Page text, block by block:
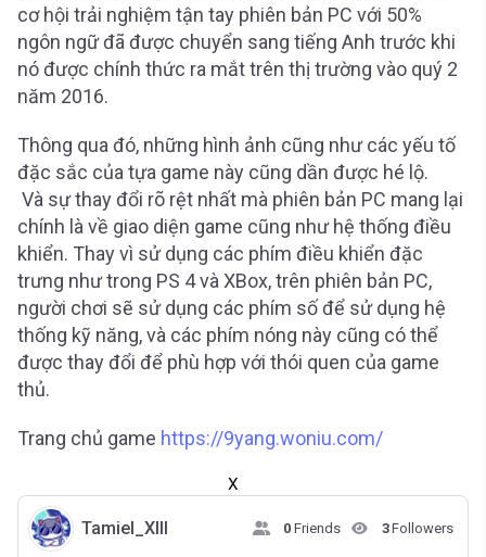
cơ hội trải nghiệm tận tay phiên bản PC với 50%
ngôn ngữ đã được chuyển sang tiếng Anh trước khi
nó được chính thức ra mắt trên thị trường vào quý 2
năm 2016.
Thông qua đó, những hình ảnh cũng như các yếu tố
đặc sắc của tựa game này cũng dần được hé lộ.
Và sự thay đổi rõ rệt nhất mà phiên bản PC mang lại
chính là về giao diện game cũng như hệ thống điều
khiển. Thay vì sử dụng các phím điều khiển đặc
trưng như trong PS 4 và XBox, trên phiên bản PC,
người chơi sẽ sử dụng các phím số để sử dụng hệ
thống kỹ năng, và các phím nóng này cũng có thể
được thay đổi để phù hợp với thói quen của game
thủ.
Trang chủ game https://9yang.woniu.com/
X
Tamiel_XIII 0 Friends 3Followers